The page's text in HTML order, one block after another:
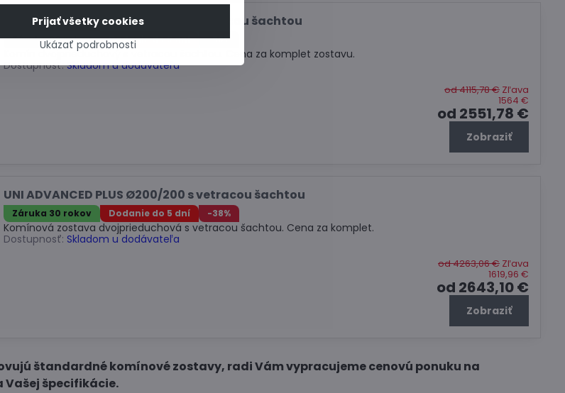
UNI ADVANCED PLUS Ø180/200 s vetracou šachtou
Záruka 30 rokov Dodanie do 5 dní -38%
Komín dvojprieduchový s vetracou šachtou. Cena za komplet zostavu.
Dostupnosť: Skladom u dodávateľa
od 2551,78 €
od 4115,78 € Zľava
1564 €
Zobraziť
UNI ADVANCED PLUS Ø200/200 s vetracou šachtou
Záruka 30 rokov Dodanie do 5 dní -38%
Komínová zostava dvojprieduchová s vetracou šachtou. Cena za komplet.
Dostupnosť: Skladom u dodávateľa
od 2643,10 €
od 4263,06 € Zľava
1619,96 €
Zobraziť
štandardné komínové zostavy, radi Vám vypracujeme cenovú ponuku na
špecifikácie.
Ukázať podrobnosti
Prijať všetky cookies